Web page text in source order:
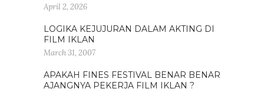
April 2, 2026
LOGIKA KEJUJURAN DALAM AKTING DI
FILM IKLAN
March 31, 2007
APAKAH FINES FESTIVAL BENAR BENAR
AJANGNYA PEKERJA FILM IKLAN ?